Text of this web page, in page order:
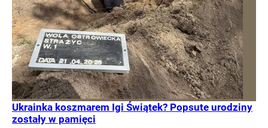
Ukrainka koszmarem Igi Świątek? Popsute urodziny
zostały w pamięci